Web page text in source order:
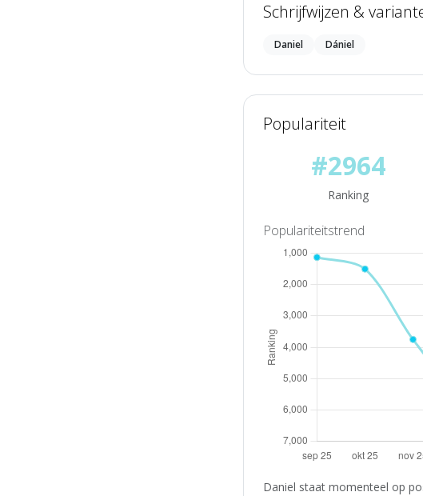
Schrijfwijzen &
Daniel Dániel
Populariteit
#2964
Ranking
Populariteitstrend
Daniel staat momenteel op